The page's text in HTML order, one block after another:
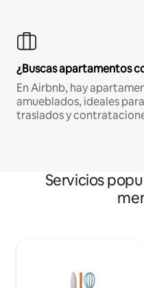
¿Buscas apartamentos
En Airbnb, hay
amueblados, ideales
traslados y
Servicios